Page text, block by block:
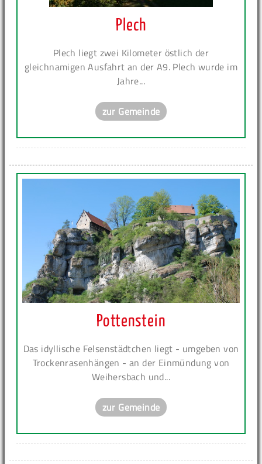
Plech
Plech liegt zwei Kilometer östlich der
gleichnamigen Ausfahrt an der A9. Plech wurde im
Jahre...
zur Gemeinde
Pottenstein
Das idyllische Felsenstädtchen liegt - umgeben von
Trockenrasenhängen - an der Einmündung von
Weihersbach und...
zur Gemeinde